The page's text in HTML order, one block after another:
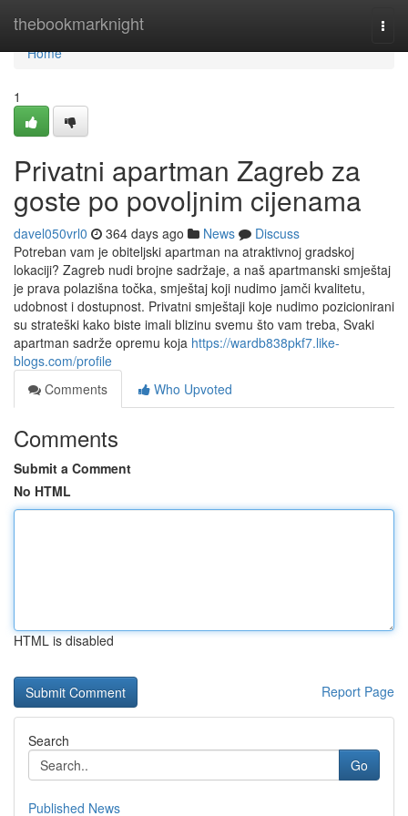
thebookmarknight
Home
Home
1
Privatni apartman Zagreb za
goste po povoljnim cijenama
davel050vrl0 364 days ago News
Discuss
Potreban vam je obiteljski apartman na atraktivnoj gradskoj
lokaciji? Zagreb nudi brojne sadržaje, a naš apartmanski smještaj
je prava polazišna točka, smještaj koji nudimo jamči kvalitetu,
udobnost i dostupnost. Privatni smještaji koje nudimo pozicionirani
su strateški kako biste imali blizinu svemu što vam treba, Svaki
apartman sadrže opremu koja https://wardb838pkf7.like-
blogs.com/profile
Comments
Who Upvoted
Comments
Submit a Comment
No HTML
HTML is disabled
Report Page
Search
Go
Published News